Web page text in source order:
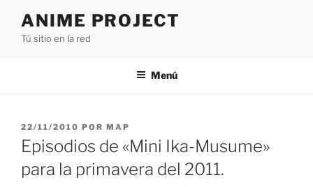
contenido
ANIME PROJECT
Tú sitio en la red
Menú
PUBLICADO
EL
22/11/2010 POR MAP
Episodios de «Mini Ika-Musume»
para la primavera del 2011.